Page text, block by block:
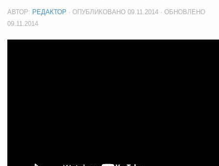
АВТОР: РЕДАКТОР · ОПУБЛИКОВАНО 09.11.2014 · ОБНОВЛЕНО
09.11.2014